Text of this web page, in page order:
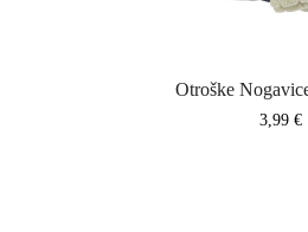
Otroške
Cena
3,99 €